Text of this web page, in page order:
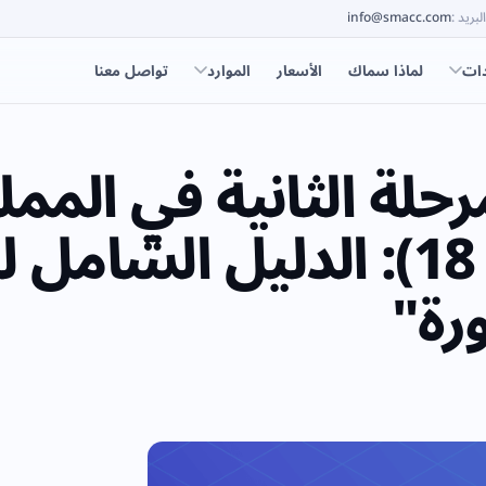
البريد:
info@smacc.com
لماذا سماك الأسعار الموارد تواصل معنا
الثانية في
السعودية (المجموعة 18): الدليل